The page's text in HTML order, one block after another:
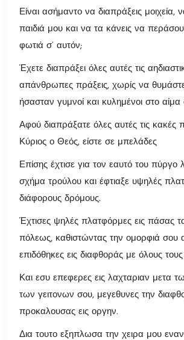
Είναι ασήμαντο να διαπράξεις μοιχεία,
παιδιά μου και να τα κάνεις να
φωτιά σ’ αυτόν;
Έχετε διαπράξει όλες αυτές τις
απάνθρωπες πράξεις, χωρίς να
ήσασταν γυμνοί και κυλημένοι στο αίμα
Αφού διαπράξατε όλες αυτές τις κακές
Κύριος ο Θεός, είστε σε μπελάδες
Επίσης έχτισε για τον εαυτό του πύργο
σχήμα τρούλου και έφτιαξε υψηλές
διάφορους δρόμους.
Έχτισες ψηλές πλατφόρμες εις πάσας
πόλεως, καθιστώντας την ομορφιά σου
επιδόθηκες εις διαφθοράς με όλους
Και εσυ επεφερες εις λαχταριαν μετα
των γειτονων σου, μεγεθυνες την
προκαλουσας εις οργην.
Δια τουτο εξηπλωσα την χειρα μου